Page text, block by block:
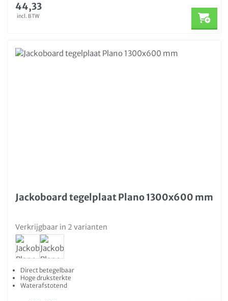
44,33
incl. BTW
Jackoboard tegelplaat Plano 1300x600 mm
Verkrijgbaar in 2 varianten
Direct betegelbaar
Hoge druksterkte
Waterafstotend